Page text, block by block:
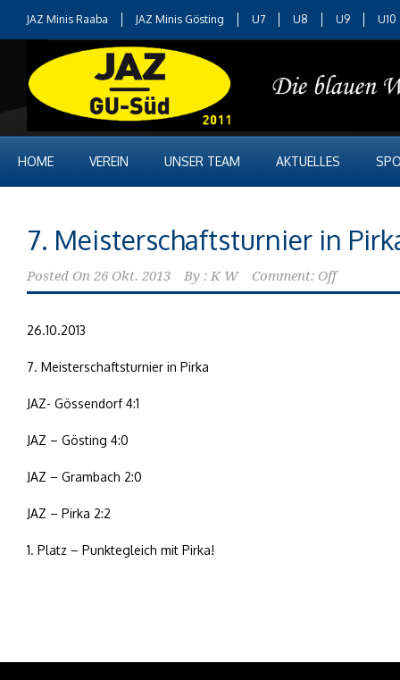
JAZ Minis Raaba JAZ Minis Gösting U7 U8 U9 U10
HOME VEREIN UNSER TEAM AKTUELLES
7. Meisterschaftsturnier in
Posted On 26 Okt. 2013 By : K W Comment: Off
26.10.2013
7. Meisterschaftsturnier in Pirka
JAZ- Gössendorf 4:1
JAZ – Gösting 4:0
JAZ – Grambach 2:0
JAZ – Pirka 2:2
1. Platz – Punktegleich mit Pirka!